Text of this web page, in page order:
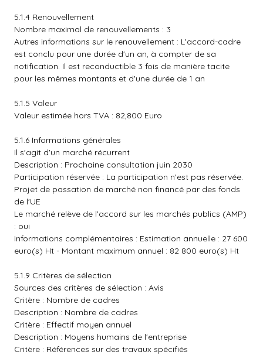
5.1.4 Renouvellement
Nombre maximal de renouvellements : 3
Autres informations sur le renouvellement : L'accord-cadre
est conclu pour une durée d'un an, à compter de sa
notification. Il est reconductible 3 fois de manière tacite
pour les mêmes montants et d'une durée de 1 an
5.1.5 Valeur
Valeur estimée hors TVA : 82,800 Euro
5.1.6 Informations générales
Il s'agit d'un marché récurrent
Description : Prochaine consultation juin 2030
Participation réservée : La participation n'est pas réservée.
Projet de passation de marché non financé par des fonds
de l'UE
Le marché relève de l'accord sur les marchés publics (AMP)
: oui
Informations complémentaires : Estimation annuelle : 27 600
euro(s) Ht - Montant maximum annuel : 82 800 euro(s) Ht
5.1.9 Critères de sélection
Sources des critères de sélection : Avis
Critère : Nombre de cadres
Description : Nombre de cadres
Critère : Effectif moyen annuel
Description : Moyens humains de l'entreprise
Critère : Références sur des travaux spécifiés